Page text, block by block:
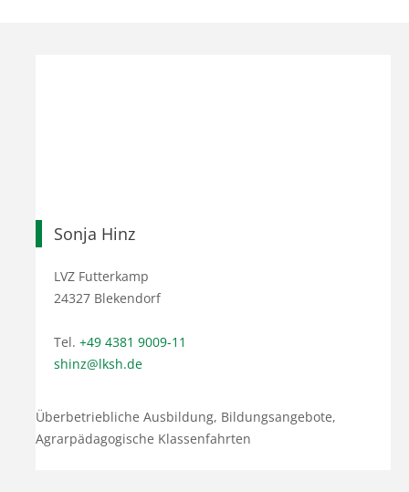
Sonja Hinz
LVZ Futterkamp
24327 Blekendorf
Tel. +49 4381 9009-11
shinz@lksh.de
Überbetriebliche Ausbildung, Bildungsangebote,
Agrarpädagogische Klassenfahrten